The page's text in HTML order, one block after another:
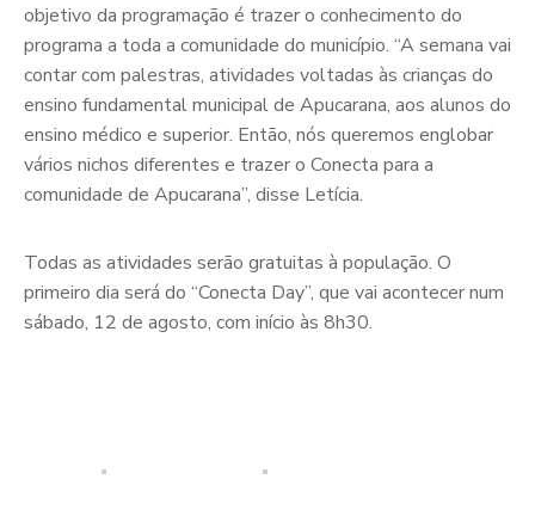
objetivo da programação é trazer o conhecimento do
programa a toda a comunidade do município. “A semana vai
contar com palestras, atividades voltadas às crianças do
ensino fundamental municipal de Apucarana, aos alunos do
ensino médico e superior. Então, nós queremos englobar
vários nichos diferentes e trazer o Conecta para a
comunidade de Apucarana”, disse Letícia.
Todas as atividades serão gratuitas à população. O
primeiro dia será do “Conecta Day”, que vai acontecer num
sábado, 12 de agosto, com início às 8h30.